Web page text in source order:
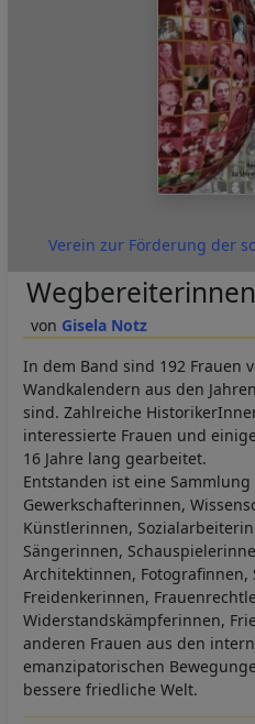
Verein zur Förderung der
Gisela Notz
Wegbereiterinnen
In dem Band sind 192 Frauen
Wandkalendern aus den
sind. Zahlreiche
interessierte Frauen und
16 Jahre lang gearbeitet.
Entstanden ist eine
Gewerkschafterinnen,
Künstlerinnen,
Sängerinnen,
Architektinnen,
Freidenkerinnen,
Widerstandskämpferinnen,
anderen Frauen aus den
emanzipatorischen
bessere friedliche Welt.